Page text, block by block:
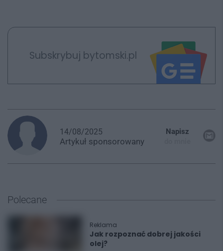
Subskrybuj bytomski.pl
14/08/2025
Artykuł sponsorowany
Napisz
Polecane
Reklama
Jak rozpoznać dobrej jakości
olej?